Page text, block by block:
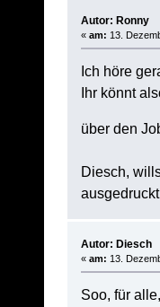
Autor: Ronny
« am: 13.
Ich höre
Ihr könnt
über den
Diesch,
Autor: Diesch
« am: 13.
Soo, für